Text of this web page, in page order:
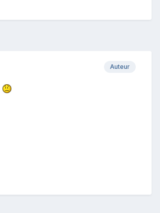
Auteur